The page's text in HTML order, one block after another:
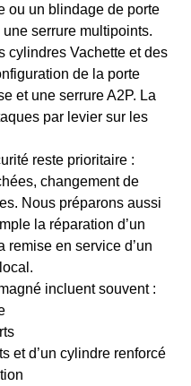
ou un blindage de porte
serrure multipoints.
cylindres Vachette et des
de la porte
et une serrure A2P. La
par levier sur les
reste prioritaire :
changement de
Nous préparons aussi
la réparation d’un
remise en service d’un
incluent souvent :
et d’un cylindre renforcé